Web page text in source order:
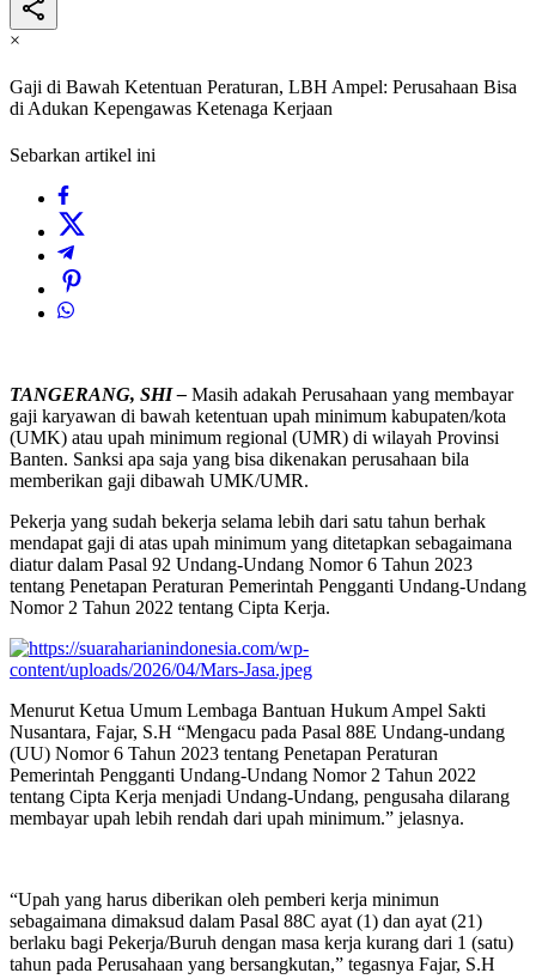
×
Gaji di Bawah Ketentuan Peraturan, LBH Ampel: Perusahaan Bisa
di Adukan Kepengawas Ketenaga Kerjaan
Sebarkan artikel ini
TANGERANG, SHI – Masih adakah Perusahaan yang membayar
gaji karyawan di bawah ketentuan upah minimum kabupaten/kota
(UMK) atau upah minimum regional (UMR) di wilayah Provinsi
Banten. Sanksi apa saja yang bisa dikenakan perusahaan bila
memberikan gaji dibawah UMK/UMR.
Pekerja yang sudah bekerja selama lebih dari satu tahun berhak
mendapat gaji di atas upah minimum yang ditetapkan sebagaimana
diatur dalam Pasal 92 Undang-Undang Nomor 6 Tahun 2023
tentang Penetapan Peraturan Pemerintah Pengganti Undang-Undang
Nomor 2 Tahun 2022 tentang Cipta Kerja.
Menurut Ketua Umum Lembaga Bantuan Hukum Ampel Sakti
Nusantara, Fajar, S.H “Mengacu pada Pasal 88E Undang-undang
(UU) Nomor 6 Tahun 2023 tentang Penetapan Peraturan
Pemerintah Pengganti Undang-Undang Nomor 2 Tahun 2022
tentang Cipta Kerja menjadi Undang-Undang, pengusaha dilarang
membayar upah lebih rendah dari upah minimum.” jelasnya.
“Upah yang harus diberikan oleh pemberi kerja minimun
sebagaimana dimaksud dalam Pasal 88C ayat (1) dan ayat (21)
berlaku bagi Pekerja/Buruh dengan masa kerja kurang dari 1 (satu)
tahun pada Perusahaan yang bersangkutan,” tegasnya Fajar, S.H